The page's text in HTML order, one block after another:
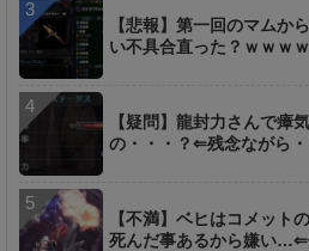
【悲報】第一回のマムか
い不具合直った？ｗｗｗｗ
【疑問】龍封力さんで瘴
の・・・？⇐残念ながら・
【不満】ベヒはコメット
死んだ事あるから嫌い…⇐